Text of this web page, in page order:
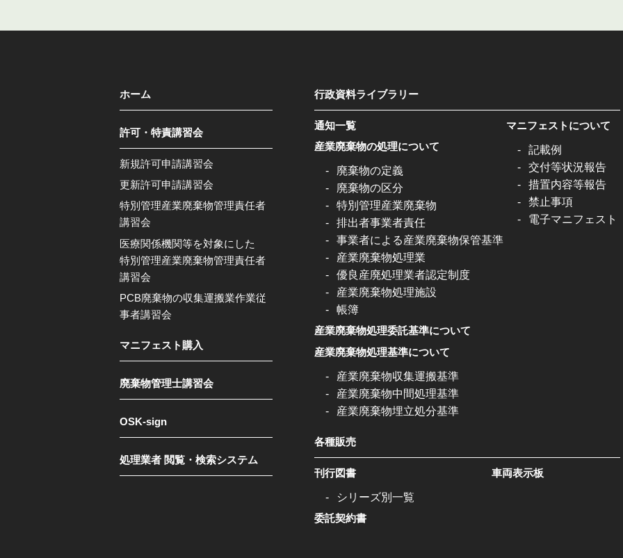
ホーム
許可・特責講習会
新規許可申請講習会
更新許可申請講習会
特別管理産業廃棄物管理責任者
講習会
医療関係機関等を対象にした
特別管理産業廃棄物管理責任者
講習会
PCB廃棄物の収集運搬業作業従
事者講習会
マニフェスト購入
廃棄物管理士講習会
OSK-sign
処理業者 閲覧・検索システム
行政資料ライブラリー
通知一覧
産業廃棄物の処理について
廃棄物の定義
廃棄物の区分
特別管理産業廃棄物
排出者事業者責任
事業者による産業廃棄物保管基準
産業廃棄物処理業
優良産廃処理業者認定制度
産業廃棄物処理施設
帳簿
産業廃棄物処理委託基準について
産業廃棄物処理基準について
産業廃棄物収集運搬基準
産業廃棄物中間処理基準
産業廃棄物埋立処分基準
マニフェストについて
記載例
交付等状況報告
措置内容等報告
禁止事項
電子マニフェスト
各種販売
刊行図書
シリーズ別一覧
委託契約書
車両表示板